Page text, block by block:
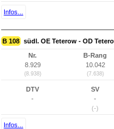
Infos...
B 108 südl. OE Teterow - OD
Nr.
8.929
(8.938)
B-Rang
10.042
(7.638)
DTV
-
SV
-
(-)
Infos...